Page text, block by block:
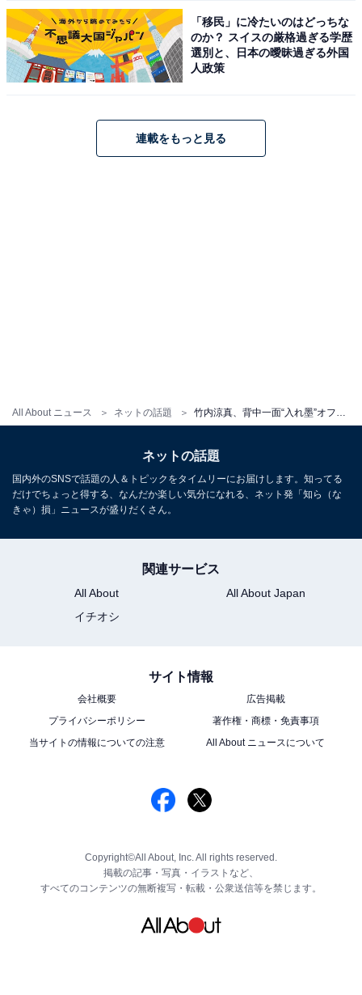
All About ニュース ネットの話題
「移民」に冷たいのはどっちな
のか？ スイスの厳格過ぎる学歴
選別と、日本の曖昧過ぎる外国
人政策
連載をもっと見る
ネットの話題
国内外のSNSで話題の人＆トピックをタイムリーにお届けします。知ってる
だけでちょっと得する、なんだか楽しい気分になれる、ネット発「知ら（な
きゃ）損」ニュースが盛りだくさん。
関連サービス
All About
All About Japan
イチオシ
サイト情報
会社概要
広告掲載
プライバシーポリシー
著作権・商標・免責事項
当サイトの情報についての注意
All About ニュースについて
Copyright©All About, Inc. All rights reserved.
掲載の記事・写真・イラストなど、
すべてのコンテンツの無断複写・転載・公衆送信等を禁じます。